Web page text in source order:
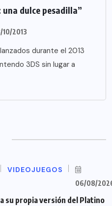
dulce pesadilla”
10/2013
durante el 2013
3DS sin lugar a
VIDEOJUEGOS
06/08/
su propia versión del Platino